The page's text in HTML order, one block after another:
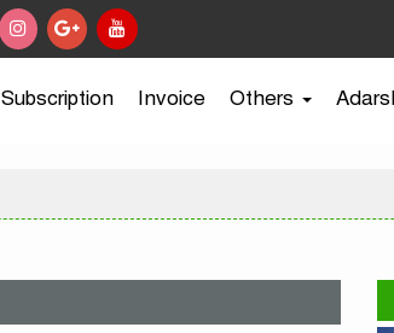
Subscription Invoice Others